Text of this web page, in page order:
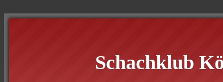
Schachklub